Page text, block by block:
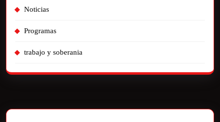
Noticias
Programas
trabajo y soberania